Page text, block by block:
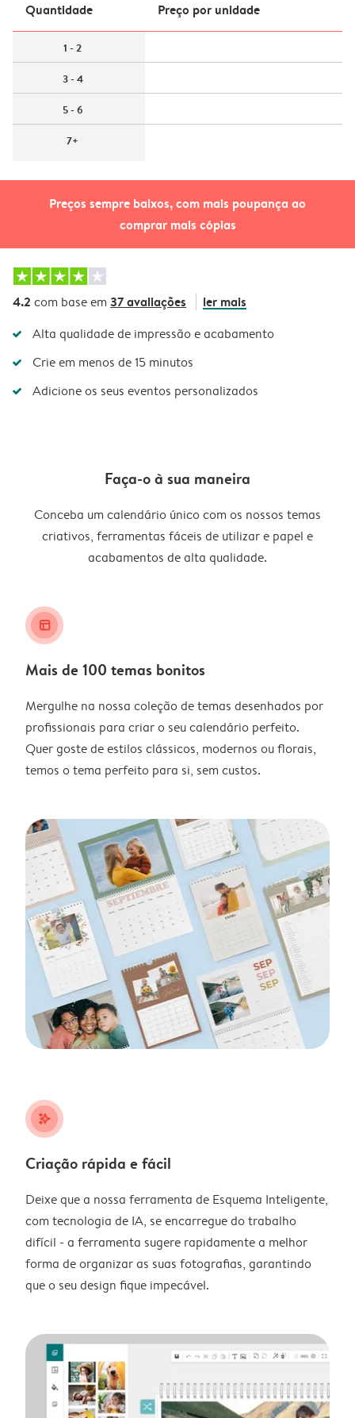
Preços sempre baixos, com mais poupança ao
comprar mais cópias
Quantidade Preço por unidade
1 - 2
3 - 4
5 - 6
7+
4.2 com base em 37 avaliações ler mais
Alta qualidade de impressão e acabamento
Crie em menos de 15 minutos
Adicione os seus eventos personalizados
Faça-o à sua maneira
Conceba um calendário único com os nossos temas
criativos, ferramentas fáceis de utilizar e papel e
acabamentos de alta qualidade.
layout_alt
Mais de 100 temas bonitos
Mergulhe na nossa coleção de temas desenhados por
profissionais para criar o seu calendário perfeito.
Quer goste de estilos clássicos, modernos ou florais,
temos o tema perfeito para si, sem custos.
stars_plus
Criação rápida e fácil
Deixe que a nossa ferramenta de Esquema Inteligente,
com tecnologia de IA, se encarregue do trabalho
difícil - a ferramenta sugere rapidamente a melhor
forma de organizar as suas fotografias, garantindo
que o seu design fique impecável.